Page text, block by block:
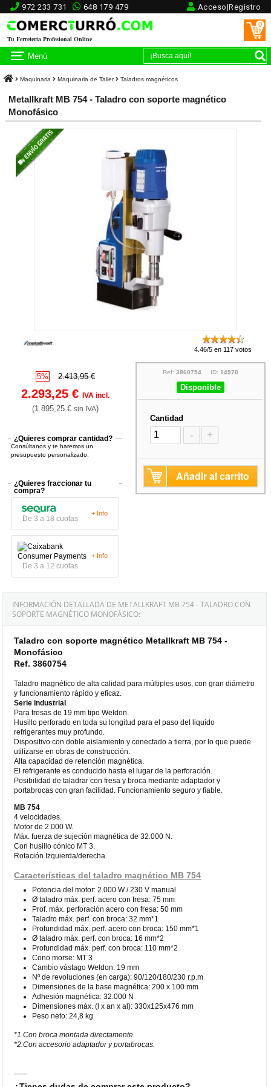
972 233 731 648 179 479 Acceso|Registro
Tu Ferretería Profesional Online
0
Menú
Maquinaria Maquinaria de Taller Taladros magnéticos
Metallkraft MB 754 - Taladro con soporte magnético
Monofásico
4.46/5 en 117 votos
5% 2.413,95 €
2.293,25 € IVA incl.
(1.895,25 € sin IVA)
¿Quieres comprar cantidad?
Consúltanos y te haremos un
presupuesto personalizado.
¿Quieres fraccionar tu
compra?
De 3 a 18 cuotas
+ Info
De 3 a 12 cuotas
+ Info
Ref: 3860754ID: 14970
Disponible
Cantidad
- +
Añadir al carrito
INFORMACIÓN DETALLADA DE METALLKRAFT MB 754 - TALADRO CON
SOPORTE MAGNÉTICO MONOFÁSICO:
Taladro con soporte magnético Metallkraft MB 754 -
Monofásico
Ref. 3860754
Taladro magnético de alta calidad para múltiples usos, con gran diámetro
y funcionamiento rápido y eficaz.
Serie industrial
Para fresas de 19 mm tipo Weldon.
Husillo perforado en toda su longitud para el paso del liquido
refrigerantes muy profundo.
Dispositivo con doble aislamiento y conectado a tierra, por lo que puede
utilizarse en obras de construcción.
Alta capacidad de retención magnética.
El refrigerante es conducido hasta el lugar de la perforación.
Posibilidad de taladrar con fresa y broca mediante adaptador y
portabrocas con gran facilidad. Funcionamiento seguro y fiable.
MB 754
4 velocidades.
Motor de 2.000 W.
Máx. fuerza de sujeción magnética de 32.000 N.
Con husillo cónico MT 3.
Rotación Izquierda/derecha.
Características del taladro magnético MB 754
Potencia del motor: 2.000 W / 230 V manual
Ø taladro máx. perf. acero con fresa: 75 mm
Prof. máx. perforación acero con fresa: 50 mm
Taladro máx. perf. con broca: 32 mm*1
Profundidad máx. perf. acero con broca: 150 mm*1
Ø taladro máx. perf. con broca: 16 mm*2
Profundidad máx. perf. con broca: 110 mm*2
Cono morse: MT 3
Cambio vástago Weldon: 19 mm
Nº de revoluciones (en carga): 90/120/180/230 r.p.m
Dimensiones de la base magnética: 200 x 100 mm
Adhesión magnética: 32.000 N
Dimensiones máx. (l x an x al): 330x125x476 mm
Peso neto: 24,8 kg
*1.Con broca montada directamente.
*2.Con accesorio adaptador y portabrocas.